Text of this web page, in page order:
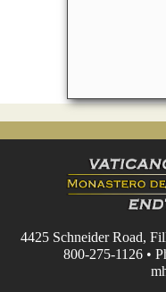
4425 Schneider Road,
800-275-1126 •